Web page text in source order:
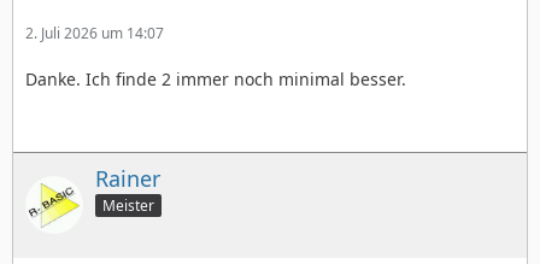
2. Juli 2026 um 14:07
Danke. Ich finde 2 immer noch minimal besser.
Rainer
Meister